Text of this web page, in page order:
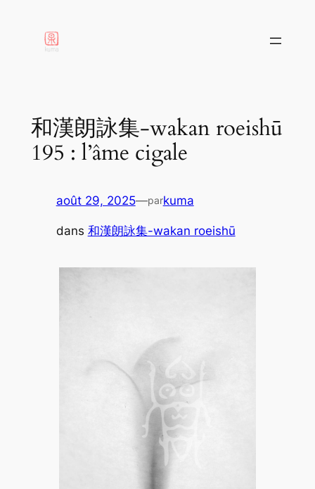
contenu
和漢朗詠集-wakan roeishū
195 : l’âme cigale
août 29, 2025—parkuma
dans 和漢朗詠集-wakan roeishū